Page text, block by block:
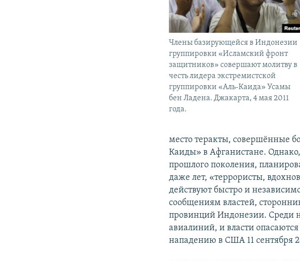
Члены базирующейся в Индонезии
группировки «Исламский фронт
защитников» совершают молитву в
честь лидера экстремистской
группировки «Аль-Каида» Усамы
бен Ладена. Джакарта, 4 мая 2011
года.
место теракты, совершённые
Каиды» в Афганистане.
прошлого поколения,
даже лет, «террористы,
действуют быстро и
сообщениям властей,
провинций Индонезии. Среди
авиалиний, и власти
нападению в США 11 сентября